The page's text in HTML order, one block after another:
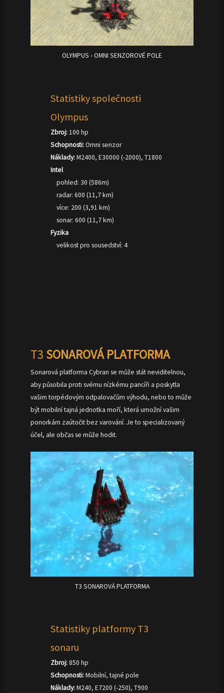
OLYMPUS - OMNI SENZOROVÉ POLE
Statistiky společnosti
Olympus
Zbroj:100 hp
Schopnosti:Omni senzor
Náklady:M2400, E30000 (-2000), T1800
Intel
pohled: 30 (586m)
radar: 600 (11,7 km)
více: 200 (3,91 km)
sonar: 600 (11,7 km)
Fyzika
velikost pro sousedství: 4
T3 SONAROVÁ PLATFORMA
Sonarová platforma Cybran se může stát neviditelnou,
aby působila proti svému nízkému pancíři a poskytla
vašim torpédovým odpalovačům výhodu, nebo to může
být mobilní tajná jednotka moří, která umožní vašim
ponorkám zaútočit bez varování. Je to specializovaný
účel, ale občas se může hodit.
T3 SONAROVÁ PLATFORMA
Statistiky platformy T3
sonaru
Zbroj:850 hp
Schopnosti:Mobilní, tajné pole
Náklady:M240, E7200 (-250), T900